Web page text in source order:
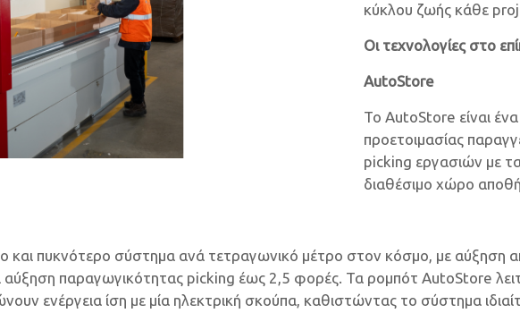
κύκλου ζωής κάθε
Οι τεχνολογίες στο
AutoStore
Το AutoStore είναι
προετοιμασίας
picking εργασιών με
διαθέσιμο χώρο
και πυκνότερο σύστημα ανά τετραγωνικό μέτρο στον κόσμο, με αύξηση
αύξηση παραγωγικότητας picking έως 2,5 φορές. Τα ρομπότ AutoStore
ενέργεια ίση με μία ηλεκτρική σκούπα, καθιστώντας το σύστημα